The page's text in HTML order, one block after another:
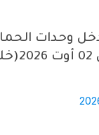
وحدات